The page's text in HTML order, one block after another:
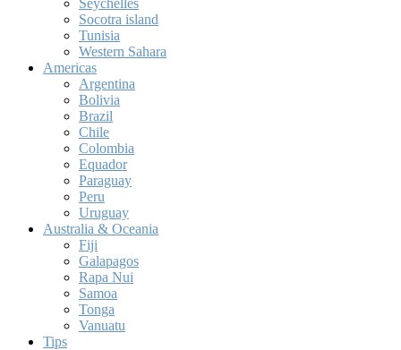
Seychelles
Socotra island
Tunisia
Western Sahara
Americas
Argentina
Bolivia
Brazil
Chile
Colombia
Equador
Paraguay
Peru
Uruguay
Australia & Oceania
Fiji
Galapagos
Rapa Nui
Samoa
Tonga
Vanuatu
Tips